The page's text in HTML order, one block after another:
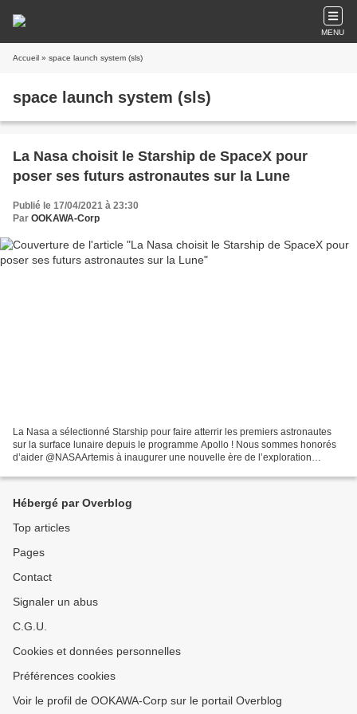
MENU
Accueil » space launch system (sls)
space launch system (sls)
La Nasa choisit le Starship de SpaceX pour
poser ses futurs astronautes sur la Lune
Publié le 17/04/2021 à 23:30
Par OOKAWA-Corp
La Nasa a sélectionné Starship pour faire atterrir les premiers astronautes
sur la surface lunaire depuis le programme Apollo ! Nous sommes honorés
d’aider @NASAArtemis à inaugurer une nouvelle ère de l’exploration
Hébergé par Overblog
Top articles
Pages
Contact
Signaler un abus
C.G.U.
Cookies et données personnelles
Préférences cookies
Voir le profil de OOKAWA-Corp sur le portail Overblog